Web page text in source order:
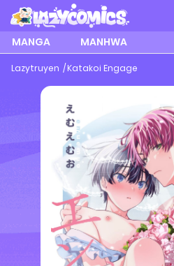
MANGA MANHWA
Lazytruyen Katakoi Engage